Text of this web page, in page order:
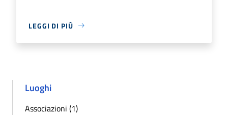
LEGGI DI PIÙ
Luoghi
Associazioni (1)